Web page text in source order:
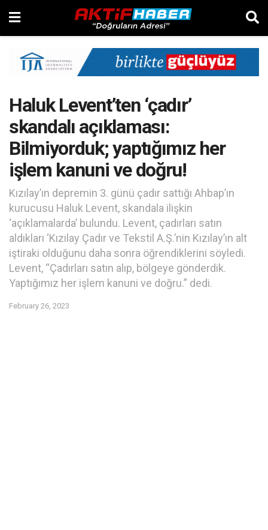
Haluk Levent’ten ‘çadır’
skandalı açıklaması:
Bilmiyorduk; yaptığımız her
işlem kanuni ve doğru!
Kızılay’ın depremin 3. günü çadır sattığı Ahbap’ın
kurucusu Haluk Levent, skandala ilişkin
‘açıklamalarda’ bulundu. Levent, çadırları satın
aldıkları ‘Kızılay Çadır ve Tekstil A.Ş.’nin Kızılay’ın alt
iştiraki olduğunu daha sonra öğrendiklerini söyledi.
Levent, “Çadırları satın alıp, bölgeye gönderdik.
Yaptığımız her işlem kanuni ve doğru.” dedi.
February 26, 2023